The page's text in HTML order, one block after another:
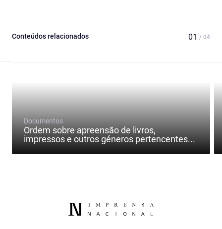
Conteúdos relacionados 01 / 04
Documentos
Ordem sobre apreensão de livros,
impressos e outros géneros pertencentes...